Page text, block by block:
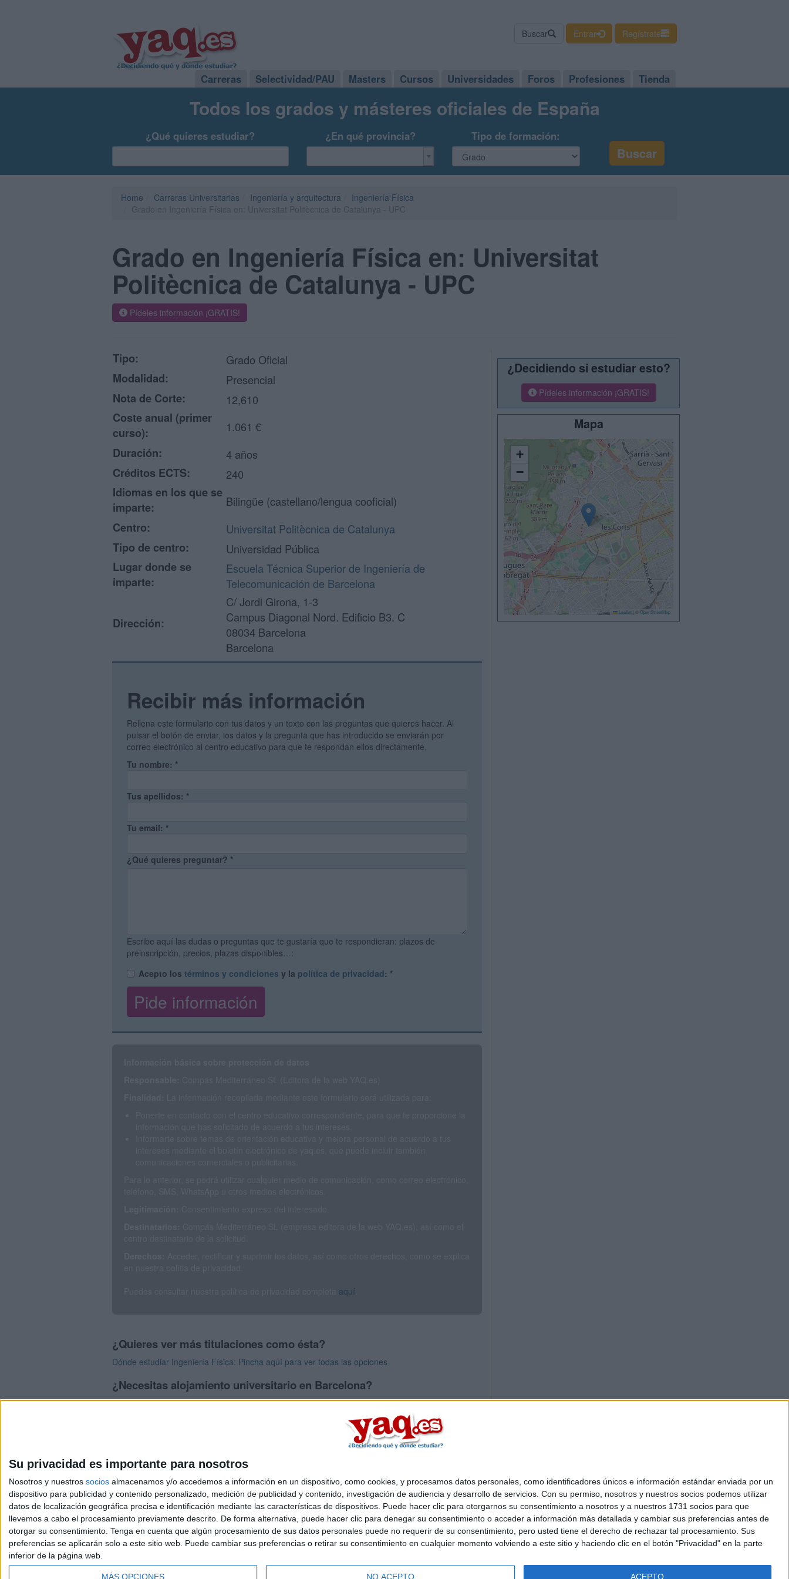
Su privacidad es importante para nosotros
Nosotros y nuestros socios almacenamos y/o accedemos a información en un dispositivo, como cookies, y procesamos datos personales, como identificadores únicos e información estándar enviada por un
dispositivo para publicidad y contenido personalizado, medición de publicidad y contenido, investigación de audiencia y desarrollo de servicios. Con su permiso, nosotros y nuestros socios podemos utilizar
datos de localización geográfica precisa e identificación mediante las características de dispositivos. Puede hacer clic para otorgarnos su consentimiento a nosotros y a nuestros 1731 socios para que
llevemos a cabo el procesamiento previamente descrito. De forma alternativa, puede hacer clic para denegar su consentimiento o acceder a información más detallada y cambiar sus preferencias antes de
otorgar su consentimiento. Tenga en cuenta que algún procesamiento de sus datos personales puede no requerir de su consentimiento, pero usted tiene el derecho de rechazar tal procesamiento. Sus
preferencias se aplicarán solo a este sitio web. Puede cambiar sus preferencias o retirar su consentimiento en cualquier momento volviendo a este sitio y haciendo clic en el botón "Privacidad" en la parte
inferior de la página web.
MÁS OPCIONES NO ACEPTO ACEPTO
Buscar Entrar Regístrate
Carreras Selectividad/PAU Masters Cursos Universidades Foros Profesiones Tienda
Todos los grados y másteres oficiales de España
¿Qué quieres estudiar? ¿En qué provincia? Tipo de formación:
Home Carreras Universitarias Ingeniería y arquitectura
Ingeniería Física
Grado en Ingeniería Física en: Universitat
Politècnica de Catalunya - UPC
Pídeles información ¡GRATIS!
Tipo:
Grado Oficial
Modalidad:
Presencial
Nota de Corte:
12,610
Coste anual (primer
curso):
1.061 €
Duración:
4 años
Créditos ECTS:
240
Idiomas en los que se
imparte:
Bilingüe (castellano/lengua cooficial)
Centro:
Universitat Politècnica de Catalunya
Tipo de centro:
Universidad Pública
Lugar donde se
imparte:
Escuela Técnica Superior de Ingeniería de
Telecomunicación de Barcelona
Dirección:
C/ Jordi Girona, 1-3
Campus Diagonal Nord. Edificio B3. C
08034 Barcelona
Barcelona
Recibir más información
Rellena este formulario con tus datos y un texto con las preguntas que quieres hacer. Al
pulsar el botón de enviar, los datos y la pregunta que has introducido se enviarán por
correo electrónico al centro educativo para que te respondan ellos directamente.
Tu nombre: *
Tus apellidos: *
Tu email: *
¿Qué quieres preguntar? *
Escribe aquí las dudas o preguntas que te gustaría que te respondieran: plazos de
preinscripción, precios, plazas disponibles…:
Acepto los términos y condiciones y la política de privacidad: *
aquí
¿Quieres ver más titulaciones como ésta?
Dónde estudiar Ingeniería Física: Pincha aquí para ver todas las opciones
¿Necesitas alojamiento universitario en Barcelona?
>> Residencias de estudiantes y colegios mayores en Barcelona
¿Decidiendo si estudiar esto?
Pídeles información ¡GRATIS!
Mapa
+
−
Leaflet © OpenStreetMap
Quiénes somos|Contactar|Anúnciate
Aviso legal|Politica de privacidad|Condiciones generales|Política de cookies
© 2003-2026Compás Mediterráneo S.L.- Diego de León 47 - 28006 Madrid [ESPAÑA] - Tel. +34 91 593 2767